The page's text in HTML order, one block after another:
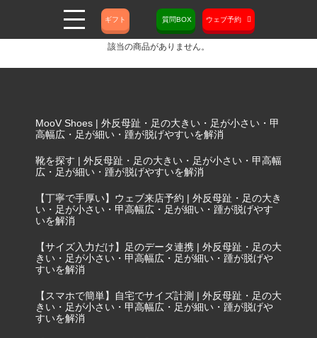
ギフト 質問BOX ウェブ予約
該当の商品がありません。
MooV Shoes | 外反母趾・足の大きい・足が小さい・甲
高幅広・足が細い・踵が脱げやすいを解消
靴を探す | 外反母趾・足の大きい・足が小さい・甲高幅
広・足が細い・踵が脱げやすいを解消
【丁寧で手厚い】ウェブ来店予約 | 外反母趾・足の大き
い・足が小さい・甲高幅広・足が細い・踵が脱げやす
いを解消
【サイズ入力だけ】足のデータ連携 | 外反母趾・足の大
きい・足が小さい・甲高幅広・足が細い・踵が脱げや
すいを解消
【スマホで簡単】自宅でサイズ計測 | 外反母趾・足の大
きい・足が小さい・甲高幅広・足が細い・踵が脱げや
すいを解消